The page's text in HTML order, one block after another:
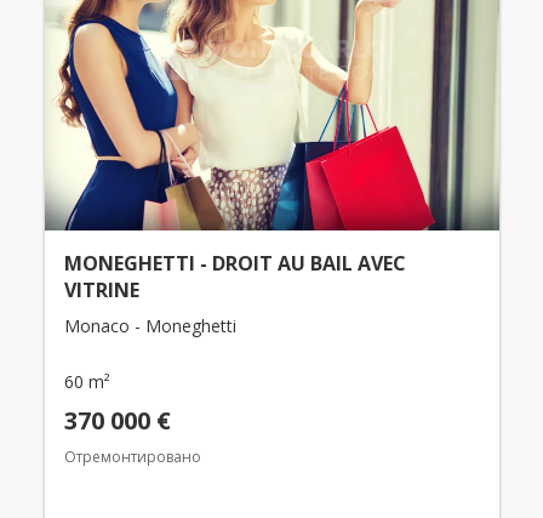
MONEGHETTI - DROIT AU BAIL AVEC
VITRINE
Monaco - Moneghetti
60 m²
370 000 €
Отремонтировано